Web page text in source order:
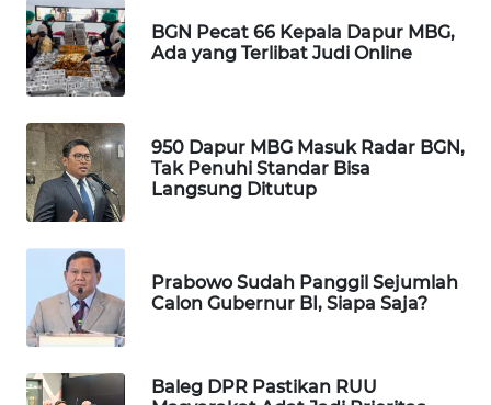
BGN Pecat 66 Kepala Dapur MBG,
Ada yang Terlibat Judi Online
950 Dapur MBG Masuk Radar BGN,
Tak Penuhi Standar Bisa
Langsung Ditutup
Prabowo Sudah Panggil Sejumlah
Calon Gubernur BI, Siapa Saja?
Baleg DPR Pastikan RUU
LAPAK
WAHANA
Wahana
Network
KONSUMEN
LISTRIK
MASYARAKAT
KELISTRIKAN
ID